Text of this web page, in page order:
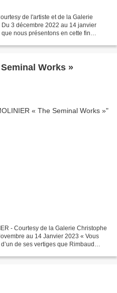
de l'artiste et de la Galerie
nous présentons en cette fin
Works »
- Courtesy de la Galerie Christophe
au 14 Janvier 2023 « Vous
de ses vertiges que Rimbaud